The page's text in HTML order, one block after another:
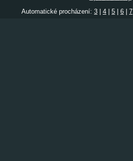
Automatické procházení: 3 4 5 6 7